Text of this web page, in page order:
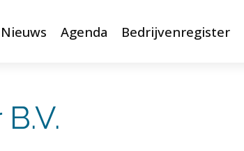
Nieuws Agenda Bedrijvenregister